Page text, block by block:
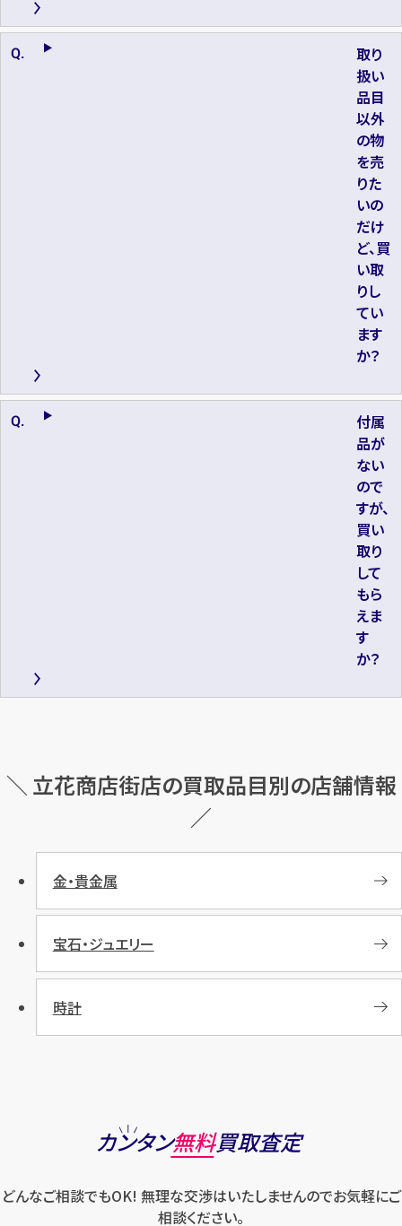
取り
扱い
品目
以外
の物
を売
りた
いの
だけ
ど、買
い取
りし
てい
ます
か？
付属
品が
ない
ので
すが、
買い
取り
して
もら
えま
す
か？
＼ 立花商店街店の買取品目別の店舗情報
／
金・貴金属
宝石・ジュエリー
時計
カンタン無料買取査定
どんなご相談でもOK! 無理な交渉はいたしませんのでお気軽にご
相談ください。